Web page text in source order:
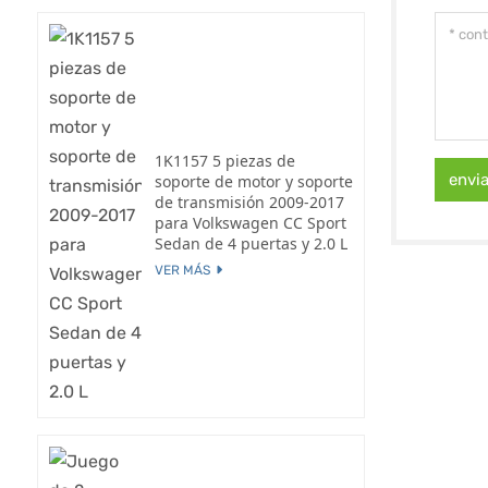
1K1157 5 piezas de
soporte de motor y soporte
de transmisión 2009-2017
para Volkswagen CC Sport
Sedan de 4 puertas y 2.0 L
VER MÁS